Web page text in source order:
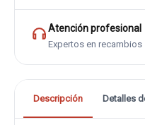
Atención profesional
Expertos en recambios
Descripción Detalles